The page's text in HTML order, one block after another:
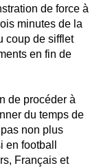
de force à
minutes de la
coup de sifflet
en fin de
de procéder à
du temps de
non plus
football
Français et